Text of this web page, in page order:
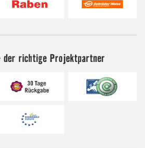
- der richtige Projektpartner